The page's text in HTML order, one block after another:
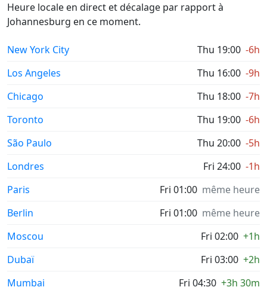
Heure locale en direct et décalage par rapport à
Johannesburg en ce moment.
New York City Thu 19:00 -6h
Los Angeles
Thu 16:00 -9h
Chicago
Thu 18:00 -7h
Toronto
Thu 19:00 -6h
São Paulo
Thu 20:00 -5h
Londres
Fri 24:00 -1h
Paris
Fri 01:00 même heure
Berlin
Fri 01:00 même heure
Moscou
Fri 02:00 +1h
Dubaï
Fri 03:00 +2h
Mumbai
Fri 04:30 +3h 30m